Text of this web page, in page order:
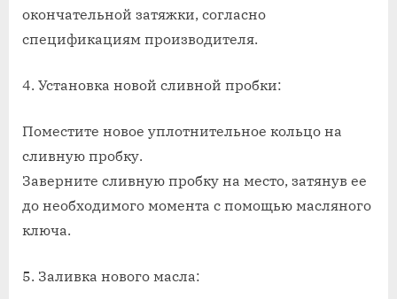
окончательной затяжки, согласно
спецификациям производителя.
4. Установка новой сливной пробки:
Поместите новое уплотнительное кольцо на
сливную пробку.
Заверните сливную пробку на место, затянув ее
до необходимого момента с помощью масляного
ключа.
5. Заливка нового масла: